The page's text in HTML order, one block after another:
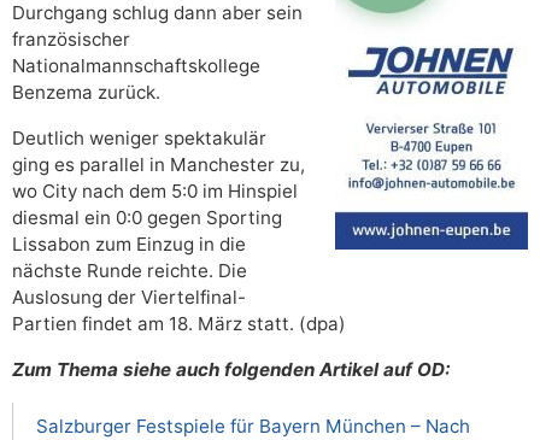
Durchgang schlug dann aber sein
französischer
Nationalmannschaftskollege
Benzema zurück.
Deutlich weniger spektakulär
ging es parallel in Manchester zu,
wo City nach dem 5:0 im Hinspiel
diesmal ein 0:0 gegen Sporting
Lissabon zum Einzug in die
nächste Runde reichte. Die
Auslosung der Viertelfinal-
Partien findet am 18. März statt. (dpa)
Zum Thema siehe auch folgenden Artikel auf OD:
Salzburger Festspiele für Bayern München – Nach